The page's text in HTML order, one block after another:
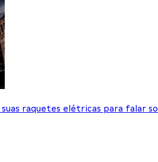
raquetes elétricas para falar